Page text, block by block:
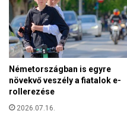
l
l
a
n
ö
v
e
k
Németországban is egyre
növekvő veszély a fiatalok e-
rollerezése
2026.07.16.